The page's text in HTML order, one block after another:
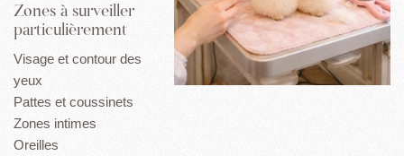
Zones à surveiller
particulièrement
Visage et contour des
yeux
Pattes et coussinets
Zones intimes
Oreilles